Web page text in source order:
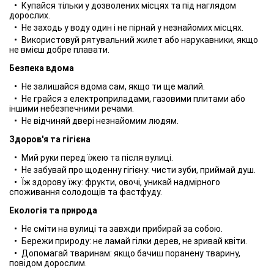
Купайся тільки у дозволених місцях та під наглядом
дорослих.
Не заходь у воду один і не пірнай у незнайомих місцях.
Використовуй рятувальний жилет або нарукавники, якщо
не вмієш добре плавати.
Безпека вдома
Не залишайся вдома сам, якщо ти ще малий.
Не грайся з електроприладами, газовими плитами або
іншими небезпечними речами.
Не відчиняй двері незнайомим людям.
Здоров'я та гігієна
Мий руки перед їжею та після вулиці.
Не забувай про щоденну гігієну: чисти зуби, приймай душ.
Їж здорову їжу: фрукти, овочі, уникай надмірного
споживання солодощів та фастфуду.
Екологія та природа
Не сміти на вулиці та завжди прибирай за собою.
Бережи природу: не ламай гілки дерев, не зривай квіти.
Допомагай тваринам: якщо бачиш поранену тварину,
повідом дорослим.